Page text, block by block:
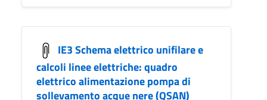
IE3 Schema elettrico unifilare e
calcoli linee elettriche: quadro
elettrico alimentazione pompa di
sollevamento acque nere (QSAN)